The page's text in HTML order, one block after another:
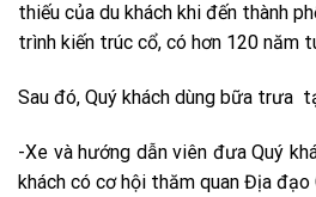
thiếu của du khách khi đến thành
trình kiến trúc cổ, có hơn 120 năm
Sau đó, Quý khách dùng bữa trưa
-Xe và hướng dẫn viên đưa Quý
khách có cơ hội thăm quan Địa đạo